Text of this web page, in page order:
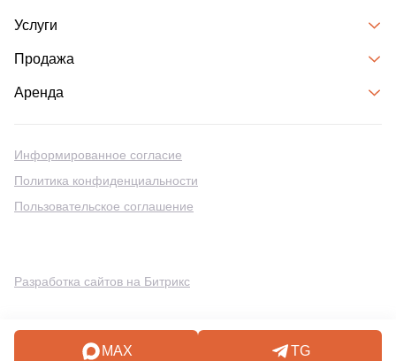
MAX TG
Услуги
Продажа
Аренда
Информированное согласие
Политика конфиденциальности
Пользовательское соглашение
Разработка сайтов на Битрикс